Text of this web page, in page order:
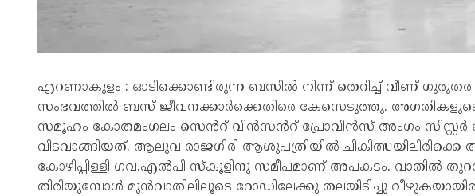
എറണാകുളം : ഓടിക്കൊണ്ടിരുന്ന ബസിൽ നിന്ന് തെറിച്ച് വീണ് ഗുരുതര
സംഭവത്തിൽ ബസ് ജീവനക്കാർക്കെതിരെ കേസെടുത്തു. അഗതികളുടെ
സമൂഹം കോതമംഗലം സെൻറ് വിൻസൻറ് പ്രോവിൻസ് അംഗം സിസ്റ്റർ
വിടവാങ്ങിയത്. ആലുവ രാജഗിരി ആശുപത്രിയിൽ
കോഴിപ്പിള്ളി ഗവ.എൽപി സ്കൂളിനു സമീപമാണ് അപകടം. വാതിൽ
തിരിയുമ്പോൾ മുൻവാതിലിലൂടെ റോഡിലേക്കു തലയിടിച്ചു